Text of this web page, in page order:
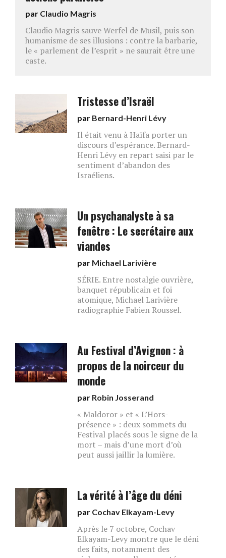
par Claudio Magris
Claudio Magris sauve Werfel de Musil, puis son
humanisme de ses illusions : contre la barbarie,
le « parlement de l’esprit » ne saurait être une
caste.
Tristesse d’Israël
par Bernard-Henri Lévy
Il était venu à Haïfa porter un
discours d’espérance. Bernard-
Henri Lévy en repart saisi par le
sentiment d’abandon des
Israéliens.
Un psychanalyste à sa
fenêtre : Le secrétaire aux
viandes
par Michael Larivière
SÉRIE. Entre nostalgie ouvrière,
banquet républicain et foi
atomique, Michael Larivière
radiographie Fabien Roussel.
Au Festival d’Avignon : à
propos de la noirceur du
monde
par Robin Josserand
« Maldoror » et « L’Hors-
présence » : deux sommets du
Festival placés sous le signe de la
mort – mais d’une mort d’où
peut aussi jaillir la lumière.
La vérité à l’âge du déni
par Cochav Elkayam-Levy
Après le 7 octobre, Cochav
Elkayam-Levy montre que le déni
des faits, notamment des